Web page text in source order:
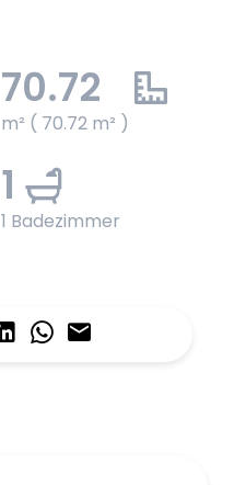
70.72
m² ( 70.72 m² )
1
1 Badezimmer